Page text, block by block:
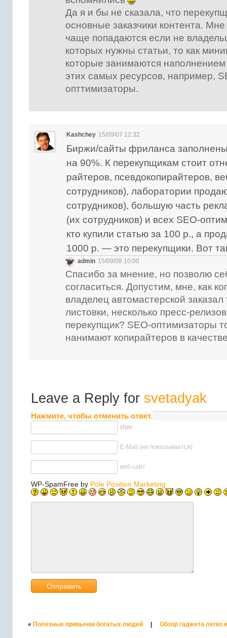
Да я и бы не сказала, что
основные заказчики контента.
чаще попадаются если не
которых нужны статьи, то как
которые занимаются
этих самых ресурсов, например,
опттимизаторы.
Kashchey 15/09/07 12:32
Биржи/сайты фриланса
на 90%. К перекупщикам стоит
райтеров, псевдокопирайтеров,
сотрудников), лаборатории
сотрудников), большую часть
(их сотрудников) и всех SEO-
кто купили статью за 100 р., а
1000 р. — это перекупщики. Вот
admin 15/09/08 10:00
Спасибо за мнение, но позволю
согласиться. Допустим, мне, как
владелец автомастерской заказал
листовки, несколько пресс-
перекупщик? SEO-оптимизаторы
нанимают копирайтеров в
Leave a Reply for svetadyak
Нажмите, чтобы отменить ответ.
Имя
E-Mail (не показывается)
веб-сайт
WP-SpamFree by Pole Position Marketing
« Полезные привычки богатых людей Обзор гаджета легко